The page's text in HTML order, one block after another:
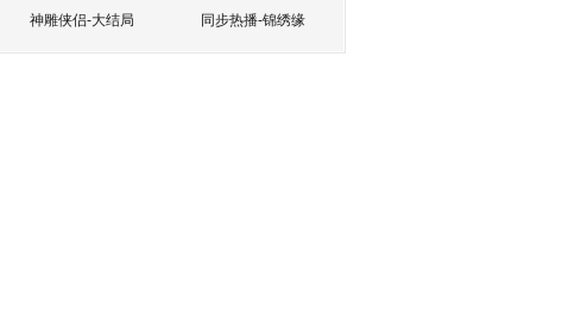
神雕侠侣-大结局 同步热播-锦绣缘